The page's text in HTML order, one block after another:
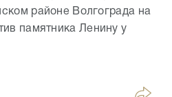
районе Волгограда на
памятника Ленину у